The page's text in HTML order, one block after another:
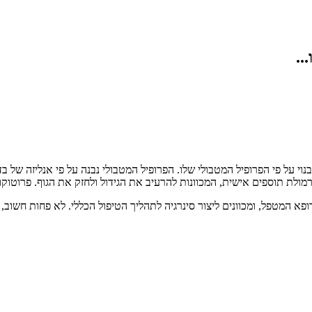
פי הפרופיל המטבולי שלו. הפרופיל המטבולי נבנה על פי אנליזה של
תוספים אישית, המכוונות להרעיב את הגידול ולחזק את הגוף.
המטפל, ומכוונים ליצור סינרגיה לתהליך הטיפול הכללי. לא פחות